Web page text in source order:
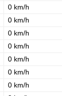
0 km/h
0 km/h
0 km/h
0 km/h
0 km/h
0 km/h
0 km/h